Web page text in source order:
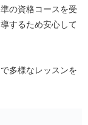
の資格コースを受
するため安心して
多様なレッスンを